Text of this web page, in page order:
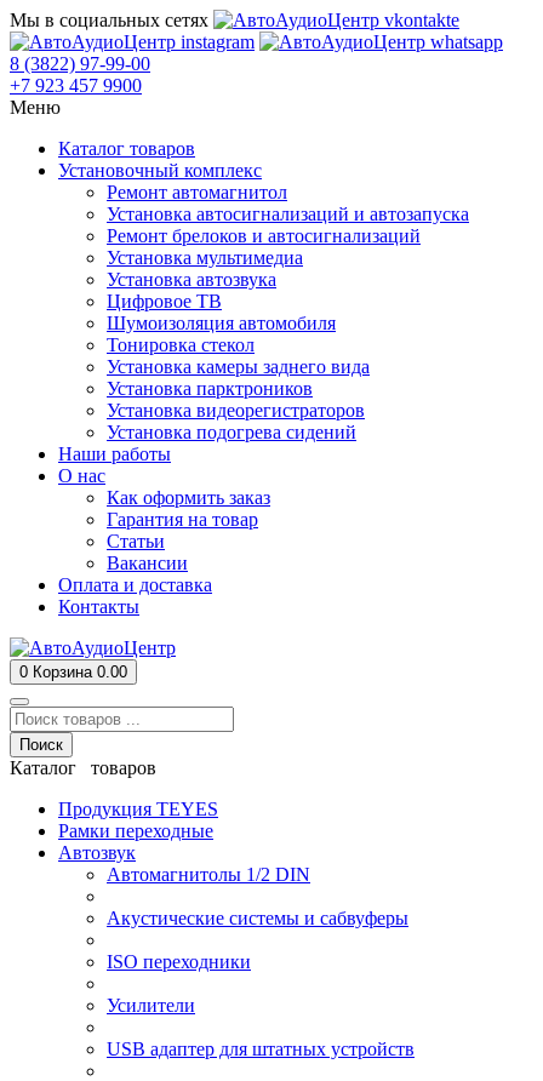
Мы в социальных сетях
8 (3822) 97-99-00
+7 923 457 9900
Меню
Каталог товаров
Установочный комплекс
Ремонт автомагнитол
Установка автосигнализаций и автозапуска
Ремонт брелоков и автосигнализаций
Установка мультимедиа
Установка автозвука
Цифровое ТВ
Шумоизоляция автомобиля
Тонировка стекол
Установка камеры заднего вида
Установка парктроников
Установка видеорегистраторов
Установка подогрева сидений
Наши работы
О нас
Как оформить заказ
Гарантия на товар
Статьи
Вакансии
Оплата и доставка
Контакты
0 Корзина 0.00
Поиск
Каталог товаров
Продукция TEYES
Рамки переходные
Автозвук
Автомагнитолы 1/2 DIN
Акустические системы и сабвуферы
ISO переходники
Усилители
USB адаптер для штатных устройств